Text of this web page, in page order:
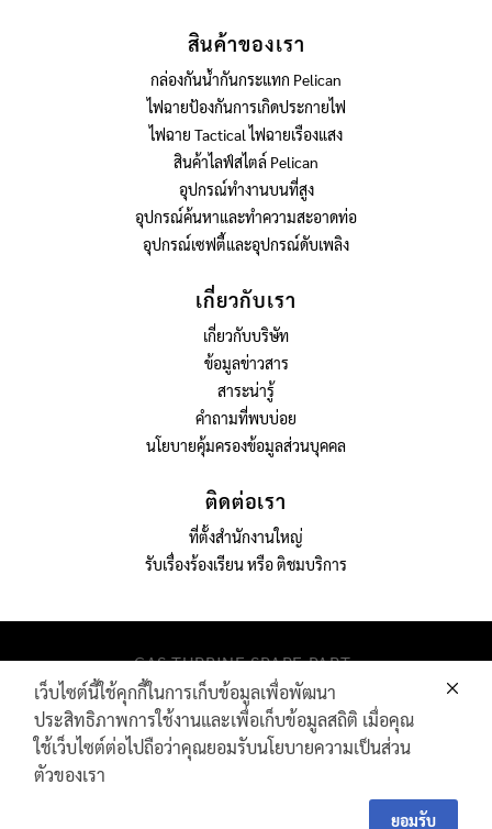
สินค้าของเรา
กล่องกันน้ำกันกระแทก Pelican
ไฟฉายป้องกันการเกิดประกายไฟ
ไฟฉาย Tactical ไฟฉายเรืองแสง
สินค้าไลฟ์สไตล์ Pelican
อุปกรณ์ทำงานบนที่สูง
อุปกรณ์ค้นหาและทำความสะอาดท่อ
อุปกรณ์เซฟตี้และอุปกรณ์ดับเพลิง
เกี่ยวกับเรา
เกี่ยวกับบริษัท
ข้อมูลข่าวสาร
สาระน่ารู้
คำถามที่พบบ่อย
นโยบายคุ้มครองข้อมูลส่วนบุคคล
ติดต่อเรา
ที่ตั้งสำนักงานใหญ่
รับเรื่องร้องเรียน หรือ ติชมบริการ
GAS TURBINE SPARE PART​
PIPELINE MAINTENANCE AND INSPECTION
PRODUCTS
INDUSTRIAL WIRE AND ROPE​
เว็บไซต์นี้ใช้คุกกี้ในการเก็บข้อมูลเพื่อพัฒนา
ประสิทธิภาพการใช้งานและเพื่อเก็บข้อมูลสถิติ เมื่อคุณ
ใช้เว็บไซต์ต่อไปถือว่าคุณยอมรับนโยบายความเป็นส่วน
ตัวของเรา
ยอมรับ
Us